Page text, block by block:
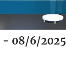
- 08/6/2025